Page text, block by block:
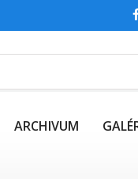
ARCHIVUM